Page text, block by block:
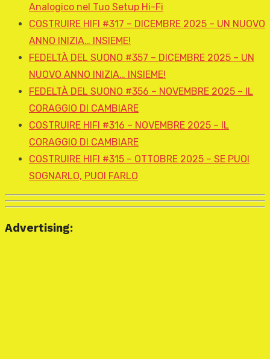
Analogico nel Tuo Setup Hi-Fi
COSTRUIRE HIFI #317 – DICEMBRE 2025 – UN NUOVO
ANNO INIZIA… INSIEME!
FEDELTÀ DEL SUONO #357 – DICEMBRE 2025 – UN
NUOVO ANNO INIZIA… INSIEME!
FEDELTÀ DEL SUONO #356 – NOVEMBRE 2025 – IL
CORAGGIO DI CAMBIARE
COSTRUIRE HIFI #316 – NOVEMBRE 2025 – IL
CORAGGIO DI CAMBIARE
COSTRUIRE HIFI #315 – OTTOBRE 2025 – SE PUOI
SOGNARLO, PUOI FARLO
Advertising: